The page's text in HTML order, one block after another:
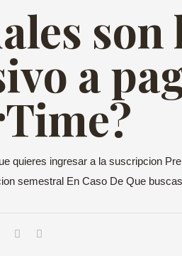
a
quieres ingresar a la suscripcion
semestral En Caso De Que